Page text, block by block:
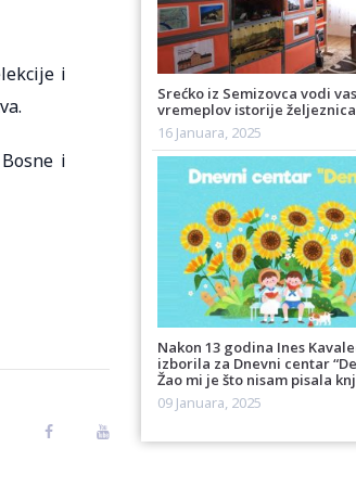
i
i
Srećko iz Semizovca vodi
vremeplov istorije željeznica
16 Januara, 2025
Nakon 13 godina Ines
izborila za Dnevni centar
Žao mi je što nisam pisala
09 Januara, 2025